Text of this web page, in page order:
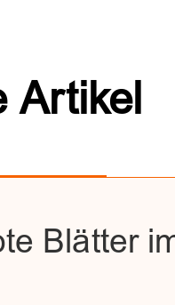
Artikel
Blätter